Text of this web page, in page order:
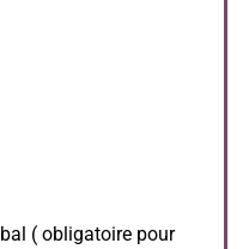
( obligatoire pour